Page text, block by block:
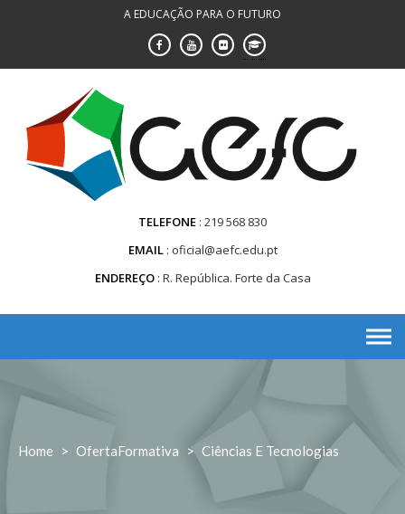
A EDUCAÇÃO PARA O FUTURO
TELEFONE 219 568 830
EMAIL oficial@aefc.edu.pt
ENDEREÇO R. República. Forte da Casa
Home > OfertaFormativa > Ciências E Tecnologias